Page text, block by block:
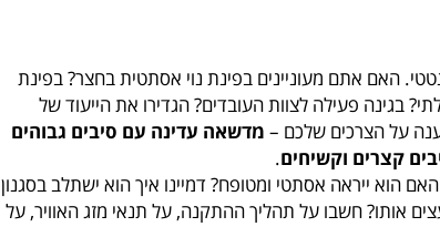
האם אתם מעוניינים בפינת נוי אסתטית בחצר? בפינת
בגינה פעילה לצוות העובדים? הגדירו את הייעוד של
על הצרכים שלכם – מדשאה עדינה עם סיבים גבוהים
קצרים וקשיחים.
הוא ייראה אסתטי ומטופח? דמיינו איך הוא ישתלב בסגנון
אותו? חשבו על תהליך ההתקנה, על תנאי מזג האוויר, על